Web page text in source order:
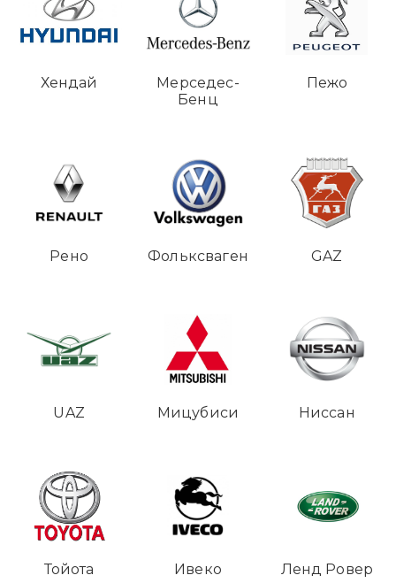
Хендай
Мерседес-
Бенц
Пежо
Рено Фольксваген GAZ
UAZ Мицубиси Ниссан
Тойота Ивеко Ленд Ровер